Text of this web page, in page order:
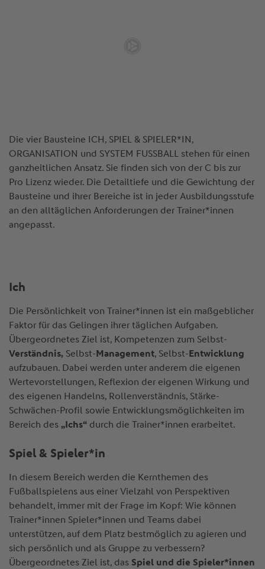
Die vier Bausteine ICH, SPIEL & SPIELER*IN,
ORGANISATION und SYSTEM FUSSBALL stehen für einen
ganzheitlichen Ansatz. Sie finden sich von der C bis zur
Pro Lizenz wieder. Die Detailtiefe und die Gewichtung der
Bausteine und ihrer Bereiche ist in jeder Ausbildungsstufe
an den alltäglichen Anforderungen der Trainer*innen
angepasst.
Ich
Die Persönlichkeit von Trainer*innen ist ein maßgeblicher
Faktor für das Gelingen ihrer täglichen Aufgaben.
Übergeordnetes Ziel ist, Kompetenzen zum Selbst-
Verständnis,Selbst-Management, Selbst-Entwicklung
aufzubauen. Dabei werden unter anderem die eigenen
Wertevorstellungen, Reflexion der eigenen Wirkung und
des eigenen Handelns, Rollenverständnis, Stärke-
Schwächen-Profil sowie Entwicklungsmöglichkeiten im
Bereich des „Ichs“durch die Trainer*innen erarbeitet.
Spiel & Spieler*in
In diesem Bereich werden die Kernthemen des
Fußballspielens aus einer Vielzahl von Perspektiven
behandelt, immer mit der Frage im Kopf: Wie können
Trainer*innen Spieler*innen und Teams dabei
unterstützen, auf dem Platz bestmöglich zu agieren und
sich persönlich und als Gruppe zu verbessern?
Übergeordnetes Ziel ist, das Spiel und die Spieler*innen